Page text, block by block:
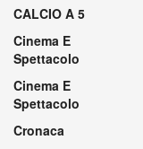
CALCIO A 5
Cinema E
Spettacolo
Cinema E
Spettacolo
Cronaca